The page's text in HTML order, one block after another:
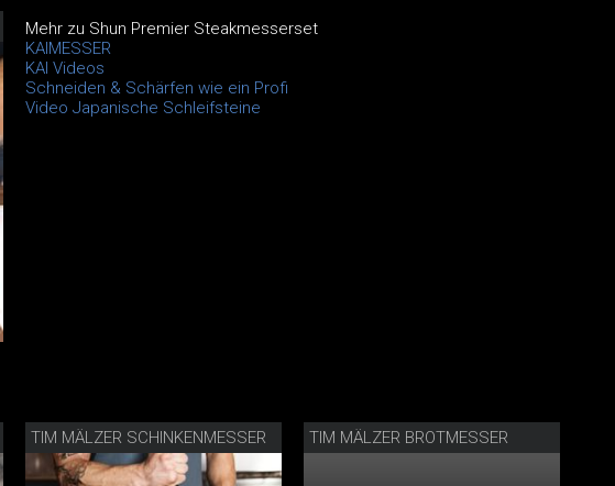
Mehr zu Shun Premier Steakmesserset
KAIMESSER
KAI Videos
Schneiden & Schärfen wie ein Profi
Video Japanische Schleifsteine
TIM MÄLZER SCHINKENMESSER TIM MÄLZER BROTMESSER